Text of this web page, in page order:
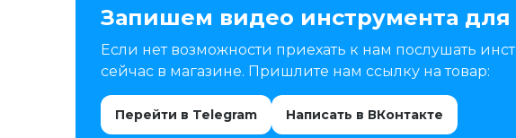
Запишем видео инструмента для
Если нет возможности приехать к нам послушать
сейчас в магазине. Пришлите нам ссылку на товар:
Перейти в Telegram Написать в ВКонтакте